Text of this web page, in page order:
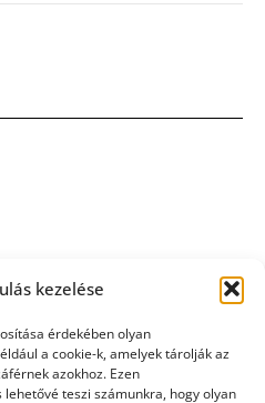
kezelése
érdekében olyan
a cookie-k, amelyek tárolják az
azokhoz. Ezen
teszi számunkra, hogy olyan